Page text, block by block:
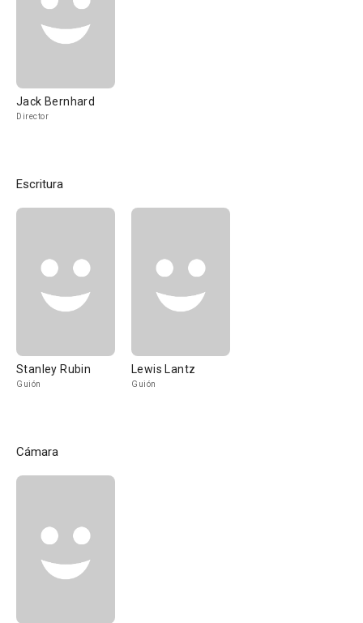
Jack Bernhard
Director
Escritura
Stanley Rubin
Guión
Lewis Lantz
Guión
Cámara